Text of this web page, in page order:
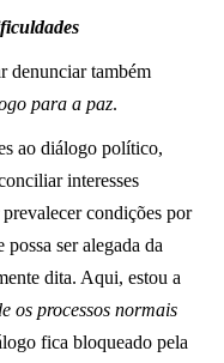
denunciar também
para a paz.
ao diálogo político,
interesses
condições por
ser alegada da
dita. Aqui, estou a
os processos normais
fica bloqueado pela